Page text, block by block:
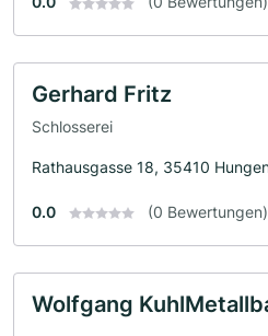
Gerhard Fritz
Schlosserei
Rathausgasse 18, 35410
0.0 (0 Bewertungen)
Wolfgang